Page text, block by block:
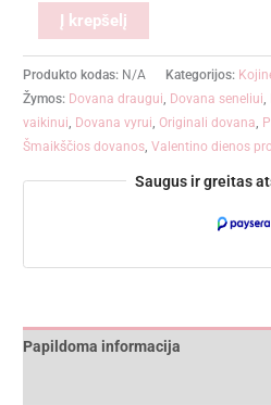
Į krepšelį
Produkto kodas: N/A Kategorijos:
Žymos: Dovana draugui, Dovana seneliui,
vaikinui, Dovana vyrui, Originali dovana,
Šmaikščios dovanos,Valentino dienos
Saugus ir greitas
Papildoma informacija